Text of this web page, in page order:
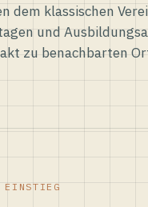
dem klassischen
und
zu benachbarten